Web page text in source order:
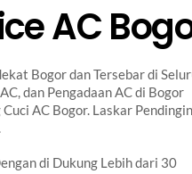
AC
Bogor dan Tersebar di
dan Pengadaan AC di Bogor
AC Bogor. Laskar Pendingin
di Dukung Lebih dari 30